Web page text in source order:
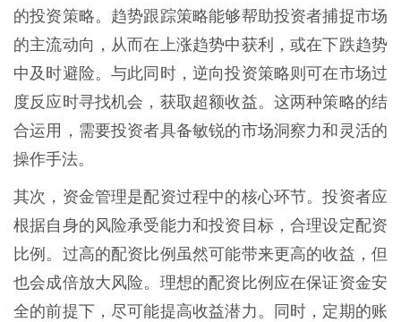
的投资策略。趋势跟踪策略能够帮助投资者捕捉市场
的主流动向，从而在上涨趋势中获利，或在下跌趋势
中及时避险。与此同时，逆向投资策略则可在市场过
度反应时寻找机会，获取超额收益。这两种策略的结
合运用，需要投资者具备敏锐的市场洞察力和灵活的
操作手法。
其次，资金管理是配资过程中的核心环节。投资者应
根据自身的风险承受能力和投资目标，合理设定配资
比例。过高的配资比例虽然可能带来更高的收益，但
也会成倍放大风险。理想的配资比例应在保证资金安
全的前提下，尽可能提高收益潜力。同时，定期的账